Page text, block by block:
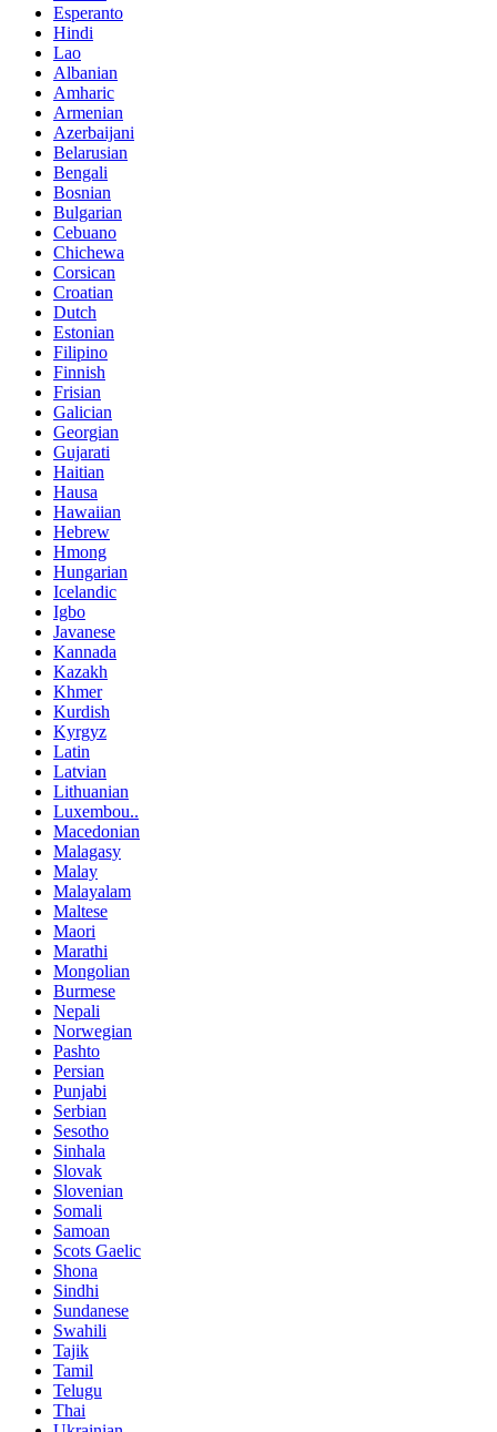
Esperanto
Hindi
Lao
Albanian
Amharic
Armenian
Azerbaijani
Belarusian
Bengali
Bosnian
Bulgarian
Cebuano
Chichewa
Corsican
Croatian
Dutch
Estonian
Filipino
Finnish
Frisian
Galician
Georgian
Gujarati
Haitian
Hausa
Hawaiian
Hebrew
Hmong
Hungarian
Icelandic
Igbo
Javanese
Kannada
Kazakh
Khmer
Kurdish
Kyrgyz
Latin
Latvian
Lithuanian
Luxembou..
Macedonian
Malagasy
Malay
Malayalam
Maltese
Maori
Marathi
Mongolian
Burmese
Nepali
Norwegian
Pashto
Persian
Punjabi
Serbian
Sesotho
Sinhala
Slovak
Slovenian
Somali
Samoan
Scots Gaelic
Shona
Sindhi
Sundanese
Swahili
Tajik
Tamil
Telugu
Thai